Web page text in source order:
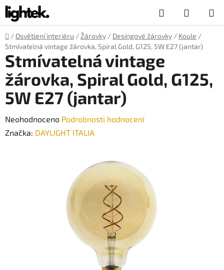
Přejít
na
obsah
Hledat
KOŠÍK
Domů
/ Osvětlení interiéru / Žárovky / Desingové žárovky / Koule /
Stmívatelná vintage žárovka, Spiral Gold, G125, 5W E27 (jantar)
Stmívatelná vintage
žárovka, Spiral Gold, G125,
5W E27 (jantar)
Průměrné
hodnocení
Neohodnoceno Podrobnosti hodnocení
Značka: DAYLIGHT ITALIA